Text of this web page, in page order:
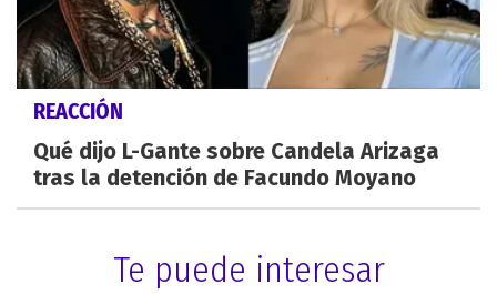
REACCIÓN
Qué dijo L-Gante sobre Candela Arizaga
tras la detención de Facundo Moyano
Te puede interesar